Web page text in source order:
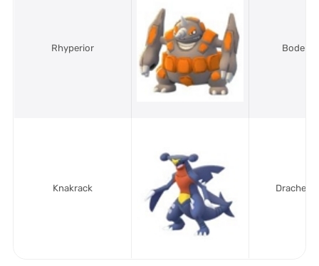
Rhyperior Boden/
Knakrack Drache/